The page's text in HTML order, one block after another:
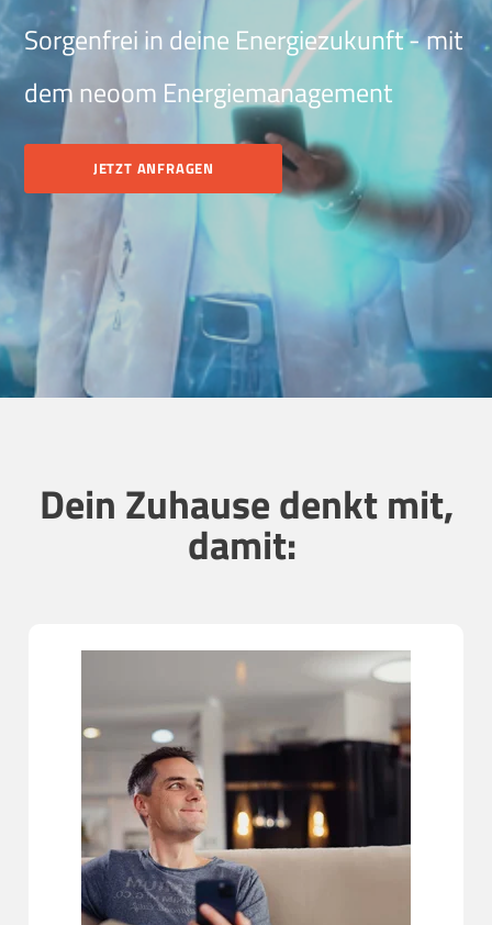
Sorgenfrei in deine Energiezukunft - mit
dem neoom Energiemanagement
JETZT ANFRAGEN
Dein Zuhause denkt mit,
damit: